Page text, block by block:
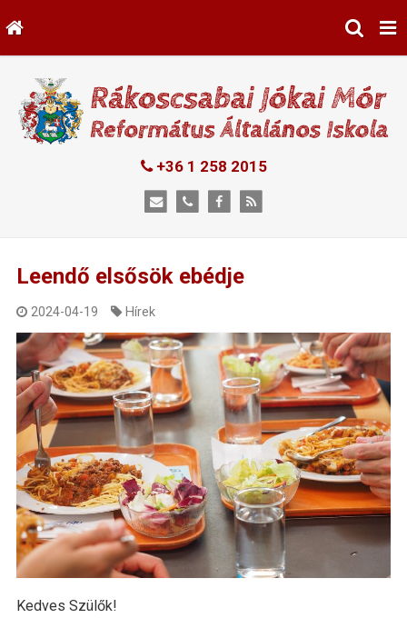
+36 1 258 2015
Leendő elsősök ebédje
2024-04-19 Hírek
Kedves Szülők!